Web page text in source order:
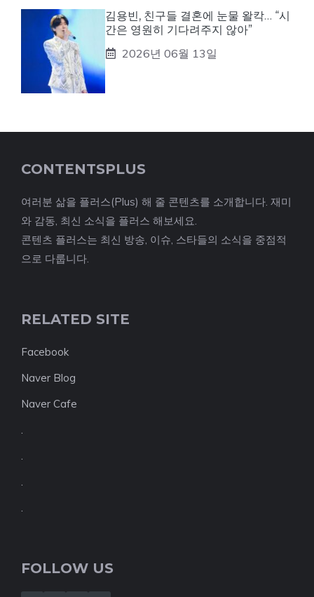
김용빈, 친구들 결혼에 눈물 왈칵… “시
간은 영원히 기다려주지 않아”
2026년 06월 13일
CONTENTSPLUS
여러분 삶을 플러스(Plus) 해 줄 콘텐츠를 소개합니다. 재미
와 감동, 최신 소식을 플러스 해보세요.
콘텐츠 플러스는 최신 방송, 이슈, 스타들의 소식을 중점적
으로 다룹니다.
RELATED SITE
Facebook
Naver Blog
Naver Cafe
FOLLOW US